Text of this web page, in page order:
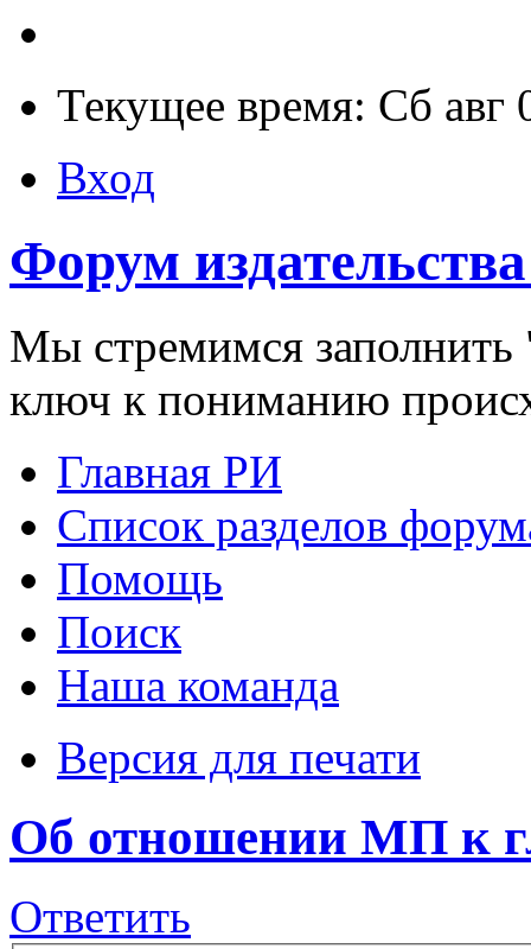
Текущее время: Сб авг
Вход
Форум
Мы стремимся заполнить
ключ к пониманию
Главная РИ
Список разделов
Помощь
Поиск
Наша команда
Версия для печати
Об отношении МП к
Ответить